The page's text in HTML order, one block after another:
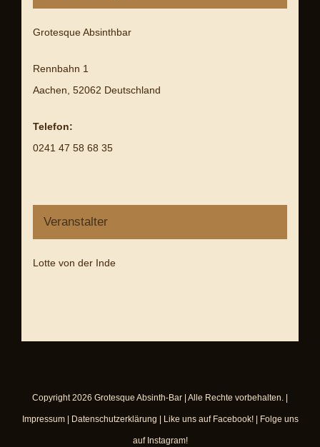
Grotesque Absinthbar
Rennbahn 1
Aachen 52062 Deutschland
Telefon:
0241 47 58 68 35
Veranstalter
Lotte von der Inde
Copyright2026 Grotesque Absinth-Bar | Alle Rechte vorbehalten. |
Impressum| Datenschutzerklärung | Like uns auf Facebook!| Folge uns
auf Instagram!